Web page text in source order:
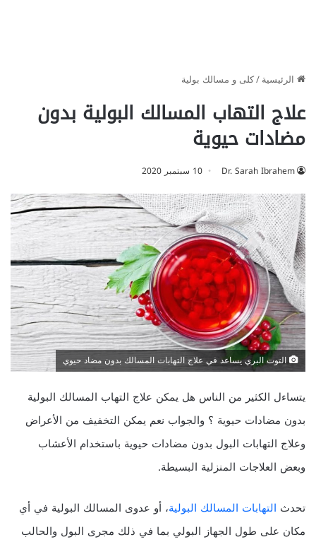
الرئيسية/كلى و مسالك بولية
علاج التهاب المسالك البولية بدون
مضادات حيوية
Dr. Sarah Ibrahem 10 سبتمبر 2020
التوت البري يساعد في علاج التهابات المسالك بدون مضاد حيوي
يتساءل الكثير من الناس هل يمكن علاج التهاب المسالك البولية
بدون مضادات حيوية ؟ والجواب نعم يمكن التخفيف من الأعراض
وعلاج التهابات البول بدون مضادات حيوية باستخدام الأعشاب
وبعض العلاجات المنزلية البسيطة.
تحدث التهابات المسالك البولية، أو عدوى المسالك البولية في أي
مكان على طول الجهاز البولي بما في ذلك مجرى البول والحالب